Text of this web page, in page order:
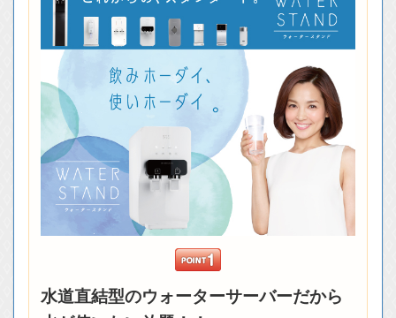
水道直結型のウォーターサーバーだから